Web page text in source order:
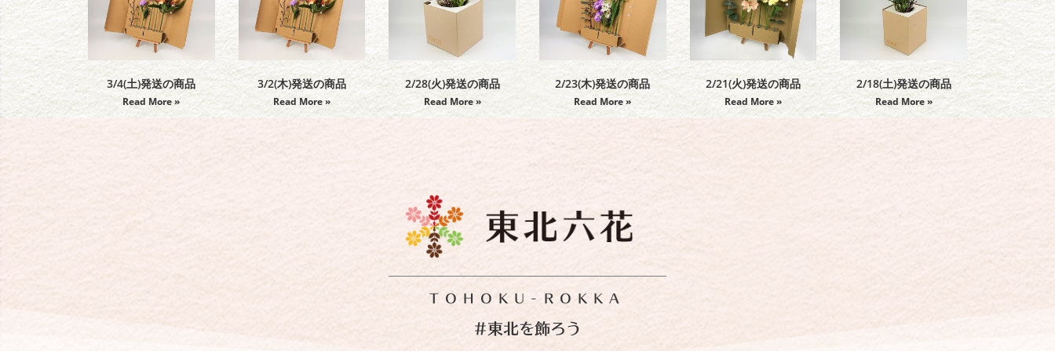
3/4(土)発送の商品
Read More »
3/2(木)発送の商品
Read More »
2/28(火)発送の商品
Read More »
2/23(木)発送の商品
Read More »
2/21(火)発送の商品
Read More »
2/18(土)発送の商品
Read More »
TOHOKU-ROKKA
#東北を飾ろう